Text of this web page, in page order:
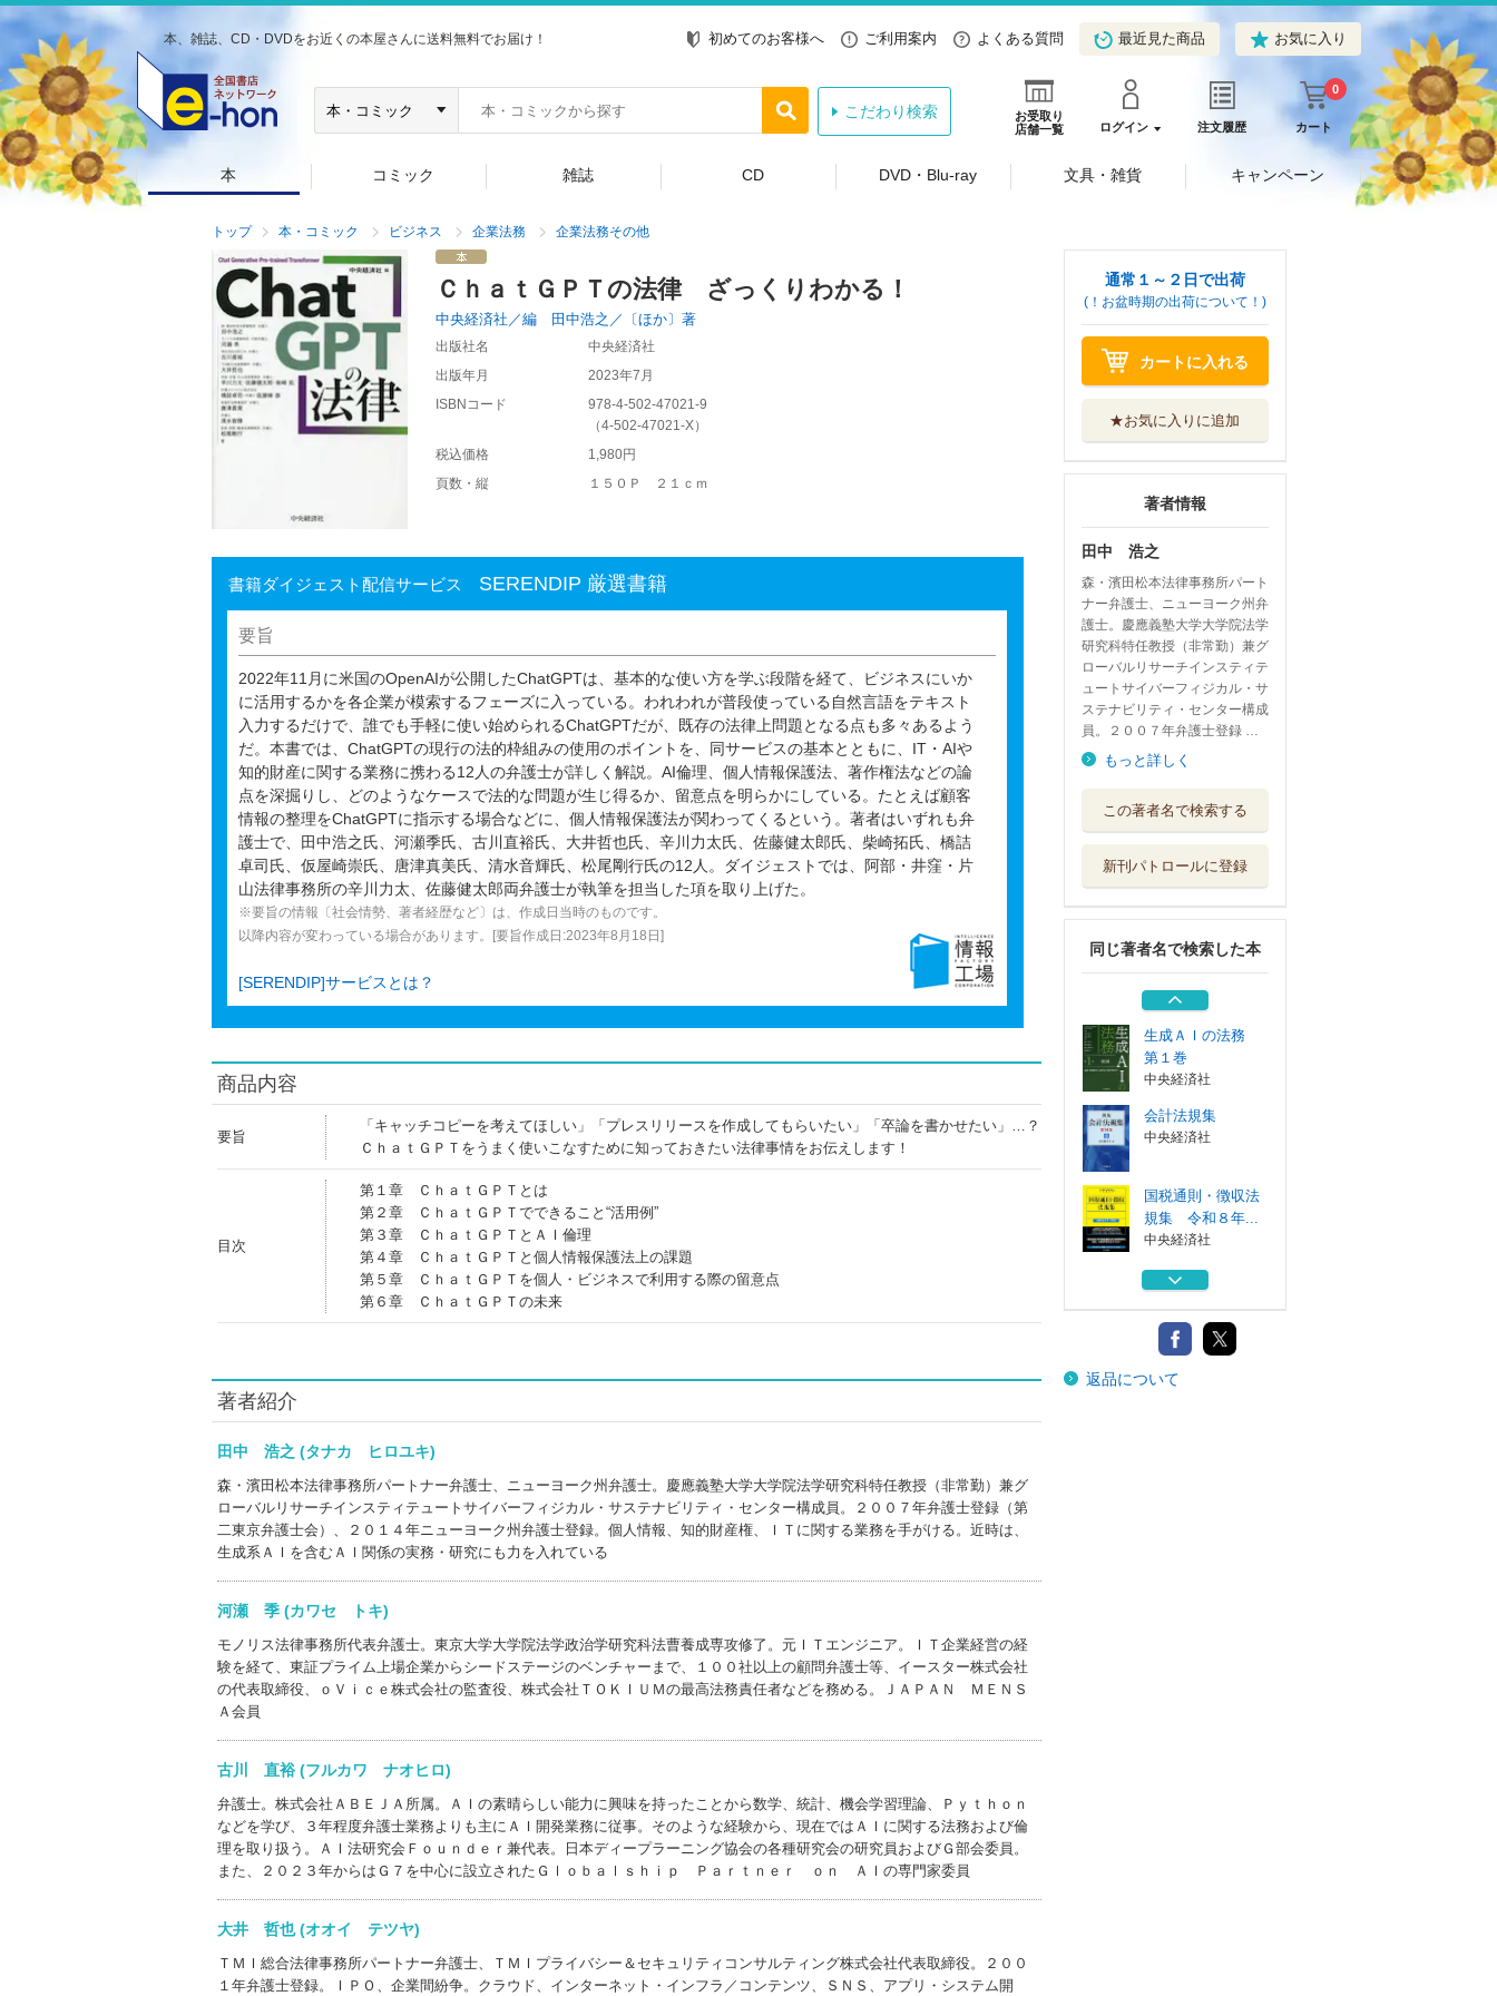
本、雑誌、CD・DVDをお近くの本屋さんに送料無料でお届け！ 初めてのお客様へ ご利用案内 よくある質問 最近見た商品 お気に入り
お受取り
店舗一覧
ログイン 注文履歴 カート
0
こだわり検索
本 コミック 雑誌 CD DVD・Blu-ray 文具・雑貨 キャンペーン
トップ 本・コミック ビジネス 企業法務 企業法務その他
ＣｈａｔＧＰＴの法律 ざっくりわかる！
中央経済社／編 田中浩之／〔ほか〕著
出版社名
中央経済社
出版年月
2023年7月
ISBNコード
978-4-502-47021-9
（4-502-47021-X）
税込価格
1,980円
頁数・縦
１５０Ｐ ２１ｃｍ
書籍ダイジェスト配信サービス SERENDIP 厳選書籍
要旨
2022年11月に米国のOpenAIが公開したChatGPTは、基本的な使い方を学ぶ段階を経て、ビジネスにいか
に活用するかを各企業が模索するフェーズに入っている。われわれが普段使っている自然言語をテキスト
入力するだけで、誰でも手軽に使い始められるChatGPTだが、既存の法律上問題となる点も多々あるよう
だ。本書では、ChatGPTの現行の法的枠組みの使用のポイントを、同サービスの基本とともに、IT・AIや
知的財産に関する業務に携わる12人の弁護士が詳しく解説。AI倫理、個人情報保護法、著作権法などの論
点を深掘りし、どのようなケースで法的な問題が生じ得るか、留意点を明らかにしている。たとえば顧客
情報の整理をChatGPTに指示する場合などに、個人情報保護法が関わってくるという。著者はいずれも弁
護士で、田中浩之氏、河瀬季氏、古川直裕氏、大井哲也氏、辛川力太氏、佐藤健太郎氏、柴崎拓氏、橋詰
卓司氏、仮屋崎崇氏、唐津真美氏、清水音輝氏、松尾剛行氏の12人。ダイジェストでは、阿部・井窪・片
山法律事務所の辛川力太、佐藤健太郎両弁護士が執筆を担当した項を取り上げた。
※要旨の情報〔社会情勢、著者経歴など〕は、作成日当時のものです。
以降内容が変わっている場合があります。[要旨作成日:2023年8月18日]
[SERENDIP]サービスとは？
商品内容
要旨
「キャッチコピーを考えてほしい」「プレスリリースを作成してもらいたい」「卒論を書かせたい」…？
ＣｈａｔＧＰＴをうまく使いこなすために知っておきたい法律事情をお伝えします！
目次
第１章 ＣｈａｔＧＰＴとは
第２章 ＣｈａｔＧＰＴでできること“活用例”
第３章 ＣｈａｔＧＰＴとＡＩ倫理
第４章 ＣｈａｔＧＰＴと個人情報保護法上の課題
第５章 ＣｈａｔＧＰＴを個人・ビジネスで利用する際の留意点
第６章 ＣｈａｔＧＰＴの未来
著者紹介
田中 浩之 (タナカ ヒロユキ)
森・濱田松本法律事務所パートナー弁護士、ニューヨーク州弁護士。慶應義塾大学大学院法学研究科特任教授（非常勤）兼グ
ローバルリサーチインスティテュートサイバーフィジカル・サステナビリティ・センター構成員。２００７年弁護士登録（第
二東京弁護士会）、２０１４年ニューヨーク州弁護士登録。個人情報、知的財産権、ＩＴに関する業務を手がける。近時は、
生成系ＡＩを含むＡＩ関係の実務・研究にも力を入れている
河瀬 季 (カワセ トキ)
モノリス法律事務所代表弁護士。東京大学大学院法学政治学研究科法曹養成専攻修了。元ＩＴエンジニア。ＩＴ企業経営の経
験を経て、東証プライム上場企業からシードステージのベンチャーまで、１００社以上の顧問弁護士等、イースター株式会社
の代表取締役、ｏＶｉｃｅ株式会社の監査役、株式会社ＴＯＫＩＵＭの最高法務責任者などを務める。ＪＡＰＡＮ ＭＥＮＳ
Ａ会員
古川 直裕 (フルカワ ナオヒロ)
弁護士。株式会社ＡＢＥＪＡ所属。ＡＩの素晴らしい能力に興味を持ったことから数学、統計、機会学習理論、Ｐｙｔｈｏｎ
などを学び、３年程度弁護士業務よりも主にＡＩ開発業務に従事。そのような経験から、現在ではＡＩに関する法務および倫
理を取り扱う。ＡＩ法研究会Ｆｏｕｎｄｅｒ兼代表。日本ディープラーニング協会の各種研究会の研究員およびＧ部会委員。
また、２０２３年からはＧ７を中心に設立されたＧｌｏｂａｌｓｈｉｐ Ｐａｒｔｎｅｒ ｏｎ ＡＩの専門家委員
大井 哲也 (オオイ テツヤ)
ＴＭＩ総合法律事務所パートナー弁護士、ＴＭＩプライバシー＆セキュリティコンサルティング株式会社代表取締役。２００
１年弁護士登録。ＩＰＯ、企業間紛争。クラウド、インターネット・インフラ／コンテンツ、ＳＮＳ、アプリ・システム開
通常１～２日で出荷
(！お盆時期の出荷について！)
カートに入れる
★お気に入りに追加
著者情報
田中 浩之
森・濱田松本法律事務所パート
ナー弁護士、ニューヨーク州弁
護士。慶應義塾大学大学院法学
研究科特任教授（非常勤）兼グ
ローバルリサーチインスティテ
ュートサイバーフィジカル・サ
ステナビリティ・センター構成
員。２００７年弁護士登録 …
もっと詳しく
この著者名で検索する
新刊パトロールに登録
同じ著者名で検索した本
規集 令和８年...
理工系コンピュー
共立出版
法人税取扱通達集
令和８年１月...
中央経済社
生成ＡＩの法務
第１巻
中央経済社
会計法規集
中央経済社
国税通則・徴収法
規集 令和８年...
中央経済社
理工系コンピュー
共立出版
法人税取扱通達集
令和８年１月...
返品について